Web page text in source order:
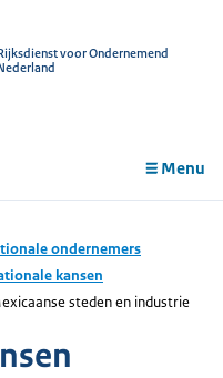
voor Ondernemend
Menu
ondernemers
kansen
steden en industrie